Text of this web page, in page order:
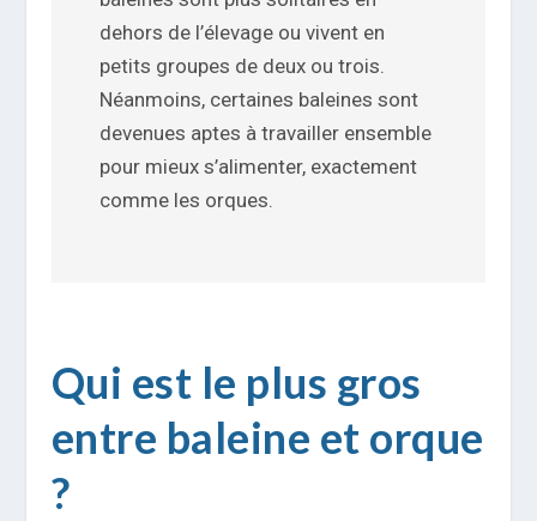
dehors de l’élevage ou vivent en
petits groupes de deux ou trois.
Néanmoins, certaines baleines sont
devenues aptes à travailler ensemble
pour mieux s’alimenter, exactement
comme les orques.
Qui est le plus gros
entre baleine et orque
?